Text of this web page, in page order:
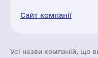
Сайт компанії
Усі назви компаній, що